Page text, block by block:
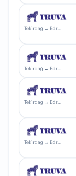
Tekirdağ → Edremit
Tekirdağ → Edremit
Tekirdağ → Edremit
Tekirdağ → Edremit